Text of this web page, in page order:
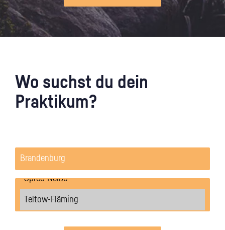
Wo suchst du dein
Praktikum?